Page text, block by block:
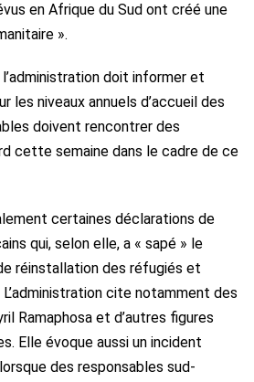
en Afrique du Sud ont créé une
».
doit informer et
les niveaux annuels d’accueil des
doivent rencontrer des
cette semaine dans le cadre de ce
certaines déclarations de
qui, selon elle, a « sapé » le
réinstallation des réfugiés et
cite notamment des
Ramaphosa et d’autres figures
Elle évoque aussi un incident
des responsables sud-